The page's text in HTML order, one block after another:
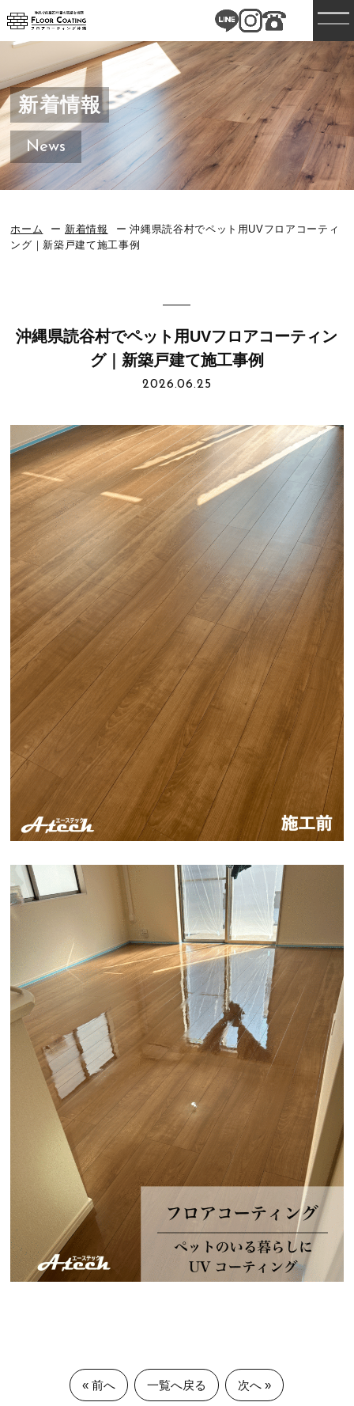
新着情報
News
ホーム 新着情報
沖縄県読谷村でペット用UVフロアコーティ
ング｜新築戸建て施工事例
沖縄県読谷村でペット用UVフロアコーティン
グ｜新築戸建て施工事例
2026.06.25
« 前へ 一覧へ戻る 次へ »